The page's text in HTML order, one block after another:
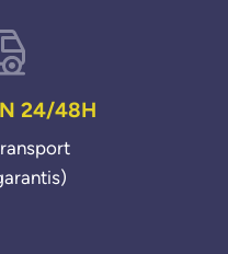
24/48H